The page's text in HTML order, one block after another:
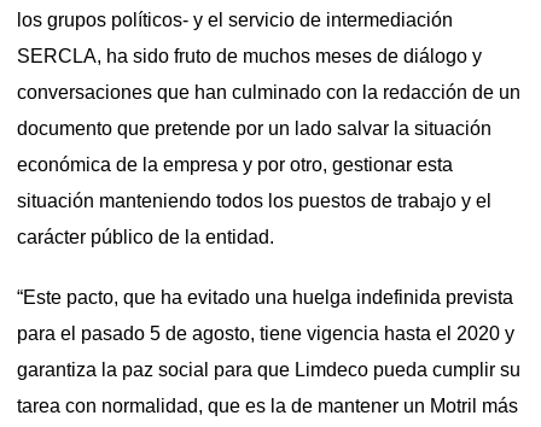
los grupos políticos- y el servicio de intermediación
SERCLA, ha sido fruto de muchos meses de diálogo y
conversaciones que han culminado con la redacción de un
documento que pretende por un lado salvar la situación
económica de la empresa y por otro, gestionar esta
situación manteniendo todos los puestos de trabajo y el
carácter público de la entidad.
“Este pacto, que ha evitado una huelga indefinida prevista
para el pasado 5 de agosto, tiene vigencia hasta el 2020 y
garantiza la paz social para que Limdeco pueda cumplir su
tarea con normalidad, que es la de mantener un Motril más